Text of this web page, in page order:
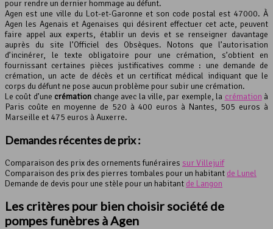
pour rendre un dernier hommage au défunt.
Agen est une ville du Lot-et-Garonne et son code postal est 47000. À
Agen les Agenais et Agenaises qui désirent effectuer cet acte, peuvent
faire appel aux experts, établir un devis et se renseigner davantage
auprès du site l’Officiel des Obsèques. Notons que l’autorisation
d’incinérer, le texte obligatoire pour une crémation, s’obtient en
fournissant certaines pièces justificatives comme : une demande de
crémation, un acte de décès et un certificat médical indiquant que le
corps du défunt ne pose aucun problème pour subir une crémation.
Le coût d’une crémation change avec la ville, par exemple, la crémation à
Paris coûte en moyenne de 520 à 400 euros à Nantes, 505 euros à
Marseille et 475 euros à Auxerre.
Demandes récentes de prix :
Comparaison des prix des ornements funéraires sur Villejuif
Comparaison des prix des pierres tombales pour un habitant de Lunel
Demande de devis pour une stèle pour un habitant de Langon
Les critères pour bien choisir société de
pompes funèbres à Agen